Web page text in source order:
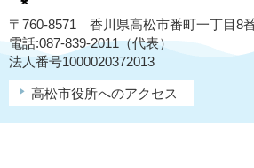
〒760-8571 香川県高松市番町一丁目8
電話:087-839-2011（代表）
法人番号1000020372013
高松市役所へのアクセス